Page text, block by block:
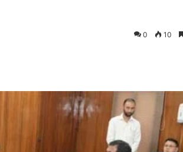
0 10